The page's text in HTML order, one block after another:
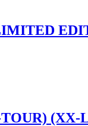
(XX-